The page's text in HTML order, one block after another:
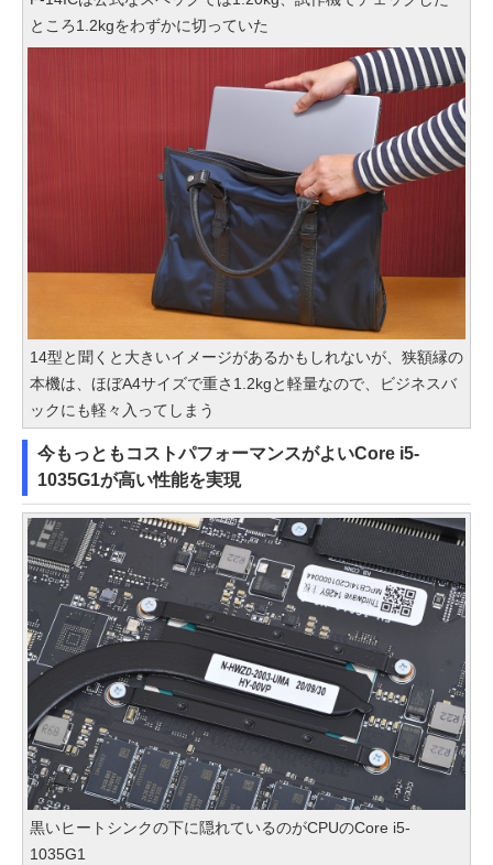
ところ1.2kgをわずかに切っていた
14型と聞くと大きいイメージがあるかもしれないが、狭額縁の
本機は、ほぼA4サイズで重さ1.2kgと軽量なので、ビジネスバ
ックにも軽々入ってしまう
今もっともコストパフォーマンスがよいCore i5-
1035G1が高い性能を実現
黒いヒートシンクの下に隠れているのがCPUのCore i5-
1035G1